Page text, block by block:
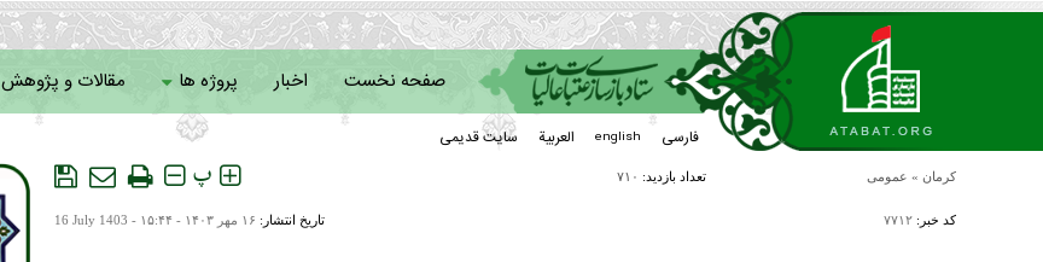
صفحه نخست اخبار پروژه ها مقالات و پژوهش
سامانه خادمان فارسی english العربیة سایت قدیمی
کرمان » عمومی تعداد بازدید: ۷۱۰ پ
کد خبر: ۷۷۱۲ تاریخ انتشار: ۱۶ مهر ۱۴۰۳ - ۱۵:۴۴ - 16 July 1403